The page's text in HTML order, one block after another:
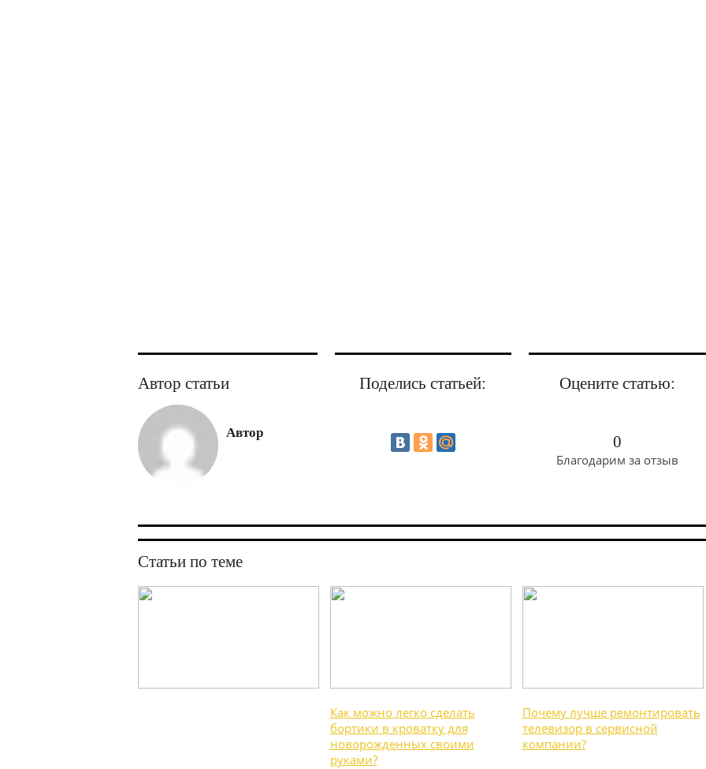
Автор статьи
Автор
Поделись статьей: Оцените статью:
0
Благодарим за отзыв
Статьи по теме
Как можно легко сделать
бортики в кроватку для
новорожденных своими
руками?
Почему лучше ремонтировать
телевизор в сервисной
компании?